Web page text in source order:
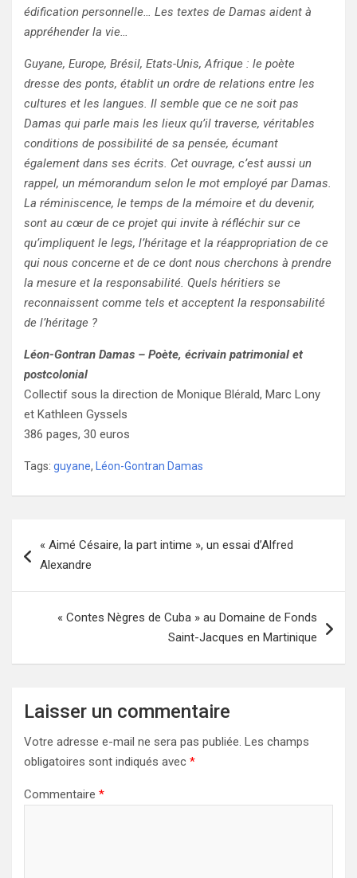
édification personnelle… Les textes de Damas aident à
appréhender la vie…
Guyane, Europe, Brésil, Etats-Unis, Afrique : le poète
dresse des ponts, établit un ordre de relations entre les
cultures et les langues. Il semble que ce ne soit pas
Damas qui parle mais les lieux qu’il traverse, véritables
conditions de possibilité de sa pensée, écumant
également dans ses écrits. Cet ouvrage, c’est aussi un
rappel, un mémorandum selon le mot employé par Damas.
La réminiscence, le temps de la mémoire et du devenir,
sont au cœur de ce projet qui invite à réfléchir sur ce
qu’impliquent le legs, l’héritage et la réappropriation de ce
qui nous concerne et de ce dont nous cherchons à prendre
la mesure et la responsabilité. Quels héritiers se
reconnaissent comme tels et acceptent la responsabilité
de l’héritage ?
Léon-Gontran Damas – Poète, écrivain patrimonial et
postcolonial
Collectif sous la direction de Monique Blérald, Marc Lony
et Kathleen Gyssels
386 pages, 30 euros
Tags: guyane, Léon-Gontran Damas
de
« Aimé Césaire, la part intime », un essai d’Alfred
Alexandre
« Contes Nègres de Cuba » au Domaine de Fonds
Saint-Jacques en Martinique
Laisser un commentaire
Votre adresse e-mail ne sera pas publiée. Les champs
obligatoires sont indiqués avec *
Commentaire *